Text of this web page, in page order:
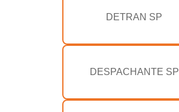
DETRAN SP
DESPACHANTE SP